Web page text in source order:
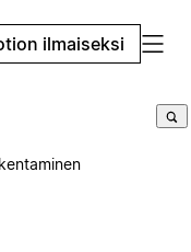
ilmaiseksi